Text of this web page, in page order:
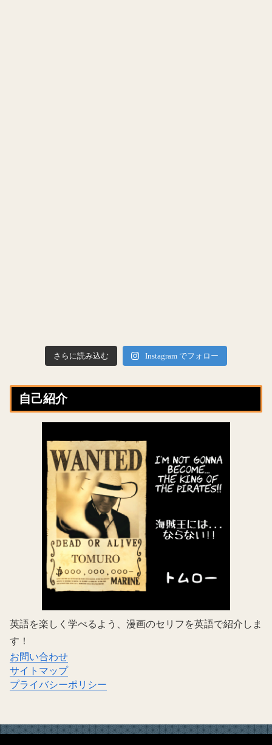
さらに読み込む Instagram でフォロー
自己紹介
英語を楽しく学べるよう、漫画のセリフを英語で紹介しま
す！
お問い合わせ
サイトマップ
プライバシーポリシー